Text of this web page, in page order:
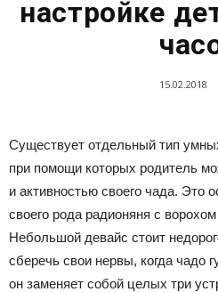
настройке
15.02.2018
Существует отдельный тип
при помощи которых родитель
и активностью своего чада. Это
своего рода радионяня с
Небольшой девайс стоит
сберечь свои нервы, когда чадо
он заменяет собой целых три